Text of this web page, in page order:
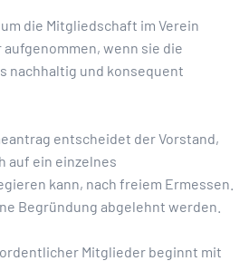
die Mitgliedschaft im Verein
wenn sie die
nachhaltig und konsequent
entscheidet der Vorstand,
auf ein einzelnes
kann, nach freiem Ermessen.
Begründung abgelehnt werden.
Mitglieder beginnt mit